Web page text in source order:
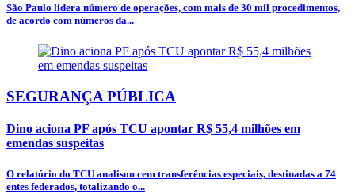
São Paulo lidera número de operações, com mais de 30 mil procedimentos,
de acordo com números da...
SEGURANÇA PÚBLICA
Dino aciona PF após TCU apontar R$ 55,4 milhões em
emendas suspeitas
O relatório do TCU analisou cem transferências especiais, destinadas a 74
entes federados, totalizando o...